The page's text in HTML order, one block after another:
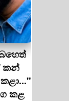
කන්
කළ